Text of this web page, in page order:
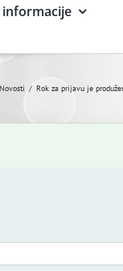
informacije
Novosti Rok za prijavu je